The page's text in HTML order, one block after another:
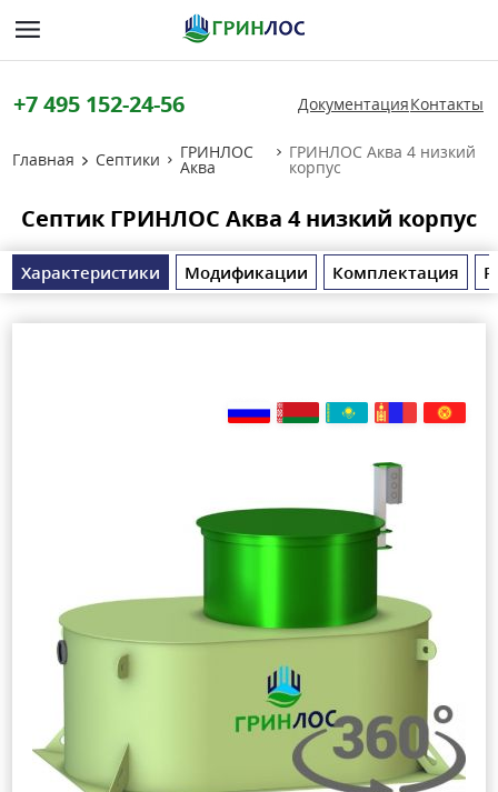
+7 495 152-24-56 ДокументацияКонтакты
Главная Септики ГРИНЛОС
Аква
ГРИНЛОС Аква 4 низкий
корпус
Септик ГРИНЛОС Аква 4 низкий корпус
Характеристики Модификации Комплектация